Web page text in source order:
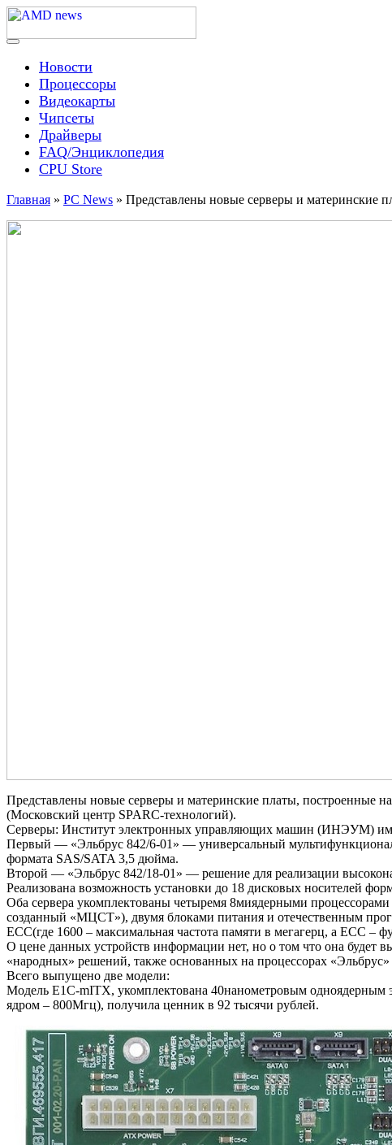
Skip
content
AMD news
Menu
Новости
Процессоры
Видеокарты
Чипсеты
Драйверы
FAQ/Энциклопедия
CPU Store
Главная » PC News » Представлены новые серверы и материнские
Представлены новые серверы и материнские платы, построенные
(Московский центр SPARC-технологий).
Серверы: Институт электронных управляющих машин (ИНЭУМ)
Первый — «Эльбрус 842/6-01» — универсальный
формата SAS/SATA 3,5 дюйма.
Второй — «Эльбрус 842/18-01» — решение для реализации
Реализована возможность установки до 18 дисковых носителей
Оба сервера укомплектованы четыремя 8миядерными
созданный «МЦСТ»), двумя блоками питания и отечественным
ECC(где 1600 – максимальная частота памяти в мегагерц, а ECC
О цене данных устройств информации нет, но о том что она
«народных» решений, также основанных на процессорах
Всего выпущено две модели:
Модель E1С-mITX, укомплектована 40нанометровым одноядерным
ядром – 800Мгц), получила ценник в 92 тысячи рублей.